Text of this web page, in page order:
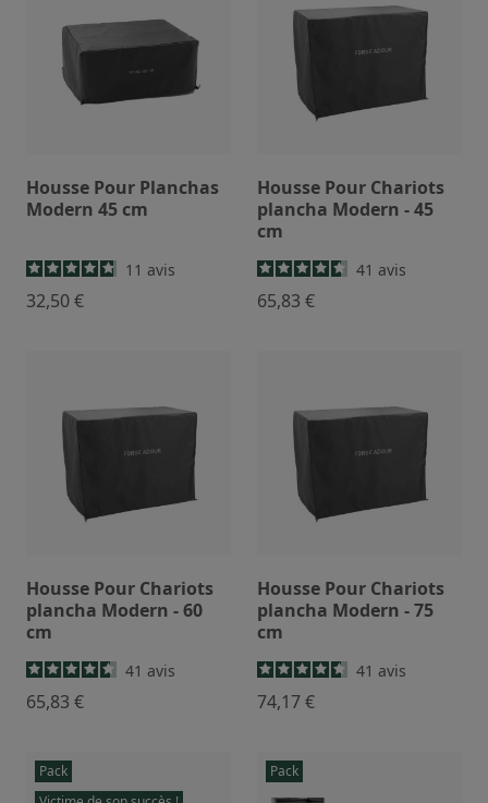
Housse Pour Planchas
Modern 45 cm
11 avis
32,50 €
Housse Pour Chariots
plancha Modern - 45
cm
41 avis
65,83 €
Housse Pour Chariots
plancha Modern - 60
cm
41 avis
65,83 €
Housse Pour Chariots
plancha Modern - 75
cm
41 avis
74,17 €
Pack
Pack